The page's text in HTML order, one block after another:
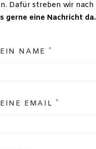
Dafür streben wir nach
gerne eine Nachricht da.
NAME *
EMAIL *